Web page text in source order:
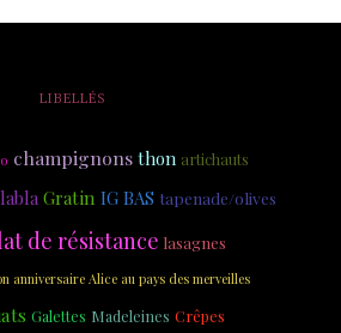
LIBELLÉS
champignons thon artichauts
Gratin IG BAS tapenade/olives
de résistance lasagnes
anniversaire Alice au pays des merveilles
Galettes Madeleines Crêpes